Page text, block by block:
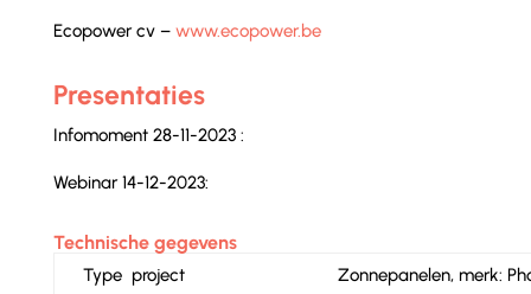
Ecopower cv – www.ecopower.be
Presentaties
Infomoment 28-11-2023 :
Webinar 14-12-2023:
Technische gegevens
Type project Zonnepanelen, merk: